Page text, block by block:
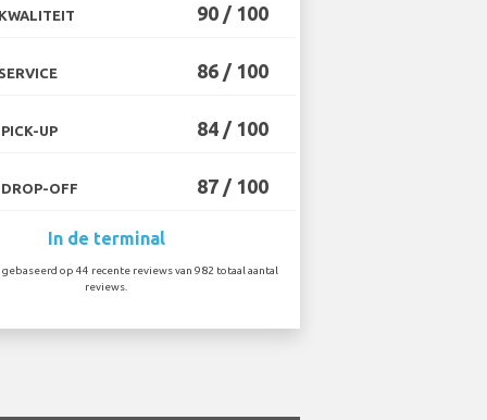
90 / 100
86 / 100
UP 84 / 100
OFF 87 / 100
In de terminal
op 44 recente reviews van 982 totaal aantal
reviews.